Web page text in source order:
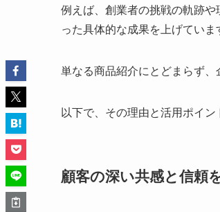
例えば、創業者の挑戦の軌跡
った具体的な成果を上げていま
単なる商品紹介にとどまらず、
以下で、その理由と活用ポイン
顧客の深い共感と信頼